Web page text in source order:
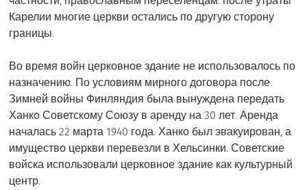
Карелии многие церкви остались по другую сторону
границы.
Во время войн церковное здание не использовалось по
назначению. По условиям мирного договора после
Зимней войны Финляндия была вынуждена передать
Ханко Советскому Союзу в аренду на 30 лет. Аренда
началась 22 марта 1940 года. Ханко был эвакуирован, а
имущество церкви перевезли в Хельсинки. Советские
войска использовали церковное здание как культурный
центр.